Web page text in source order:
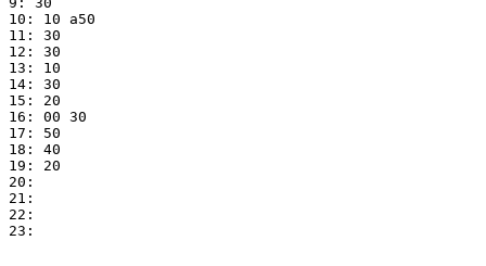
10: 10 a50
11: 30
12: 30
13: 10
14: 30
15: 20
16: 00 30
17: 50
18: 40
19: 20
20:
21:
22:
23: